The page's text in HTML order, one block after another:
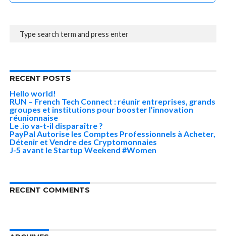
RECENT POSTS
Hello world!
RUN – French Tech Connect : réunir entreprises, grands
groupes et institutions pour booster l’innovation
réunionnaise
Le .io va-t-il disparaître ?
PayPal Autorise les Comptes Professionnels à Acheter,
Détenir et Vendre des Cryptomonnaies
J-5 avant le Startup Weekend #Women
RECENT COMMENTS